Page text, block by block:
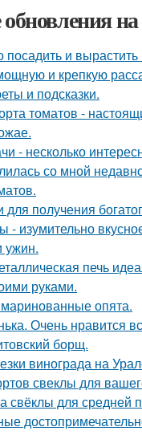
на
посадить и
и крепкую
и подсказки.
томатов -
- несколько
со мной
получения
- изумительно
ужин.
печь
руками.
опята.
Очень нравится
борщ.
винограда на
свеклы для
свёклы для средней